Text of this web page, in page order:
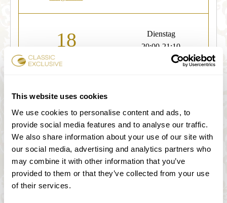
This website uses cookies
We use cookies to personalise content and ads, to
provide social media features and to analyse our traffic.
We also share information about your use of our site with
our social media, advertising and analytics partners who
may combine it with other information that you’ve
provided to them or that they’ve collected from your use
of their services.
18
Dienstag
20:00-21:10
Programm
19
Mittwoch
20:00-21:10